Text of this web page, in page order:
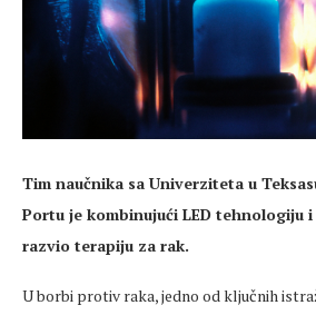
Tim naučnika sa Univerziteta u
Portu je kombinujući LED tehnologiju
razvio terapiju za rak.
U borbi protiv raka, jedno od ključnih